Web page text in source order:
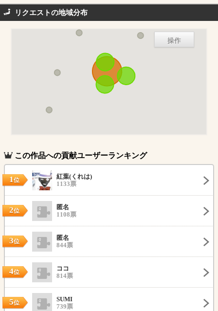
リクエストの地域分布
操作
この作品への貢献ユーザーランキング
1位
紅葉(くれは)
1133票
2位
匿名
1108票
3位
匿名
844票
4位
ココ
814票
5位
SUMI
739票